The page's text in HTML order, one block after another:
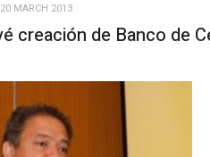
MARCH 2013
creación de Banco de